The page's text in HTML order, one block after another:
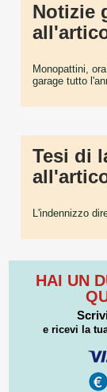
Notizie
Monopattini,
garage tutto
Tesi di
L'indennizzo
HAI UN
e ricevi la